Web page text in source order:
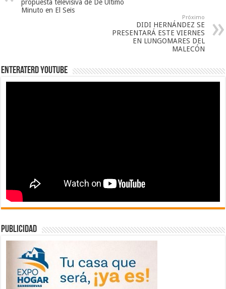
propuesta televisiva de De Último
Minuto en El Seis
Próximo
DIDI HERNÁNDEZ SE
PRESENTARÁ ESTE VIERNES
EN LUNGOMARES DEL
MALECÓN
EnterateRD YOUTUBE
publicidad